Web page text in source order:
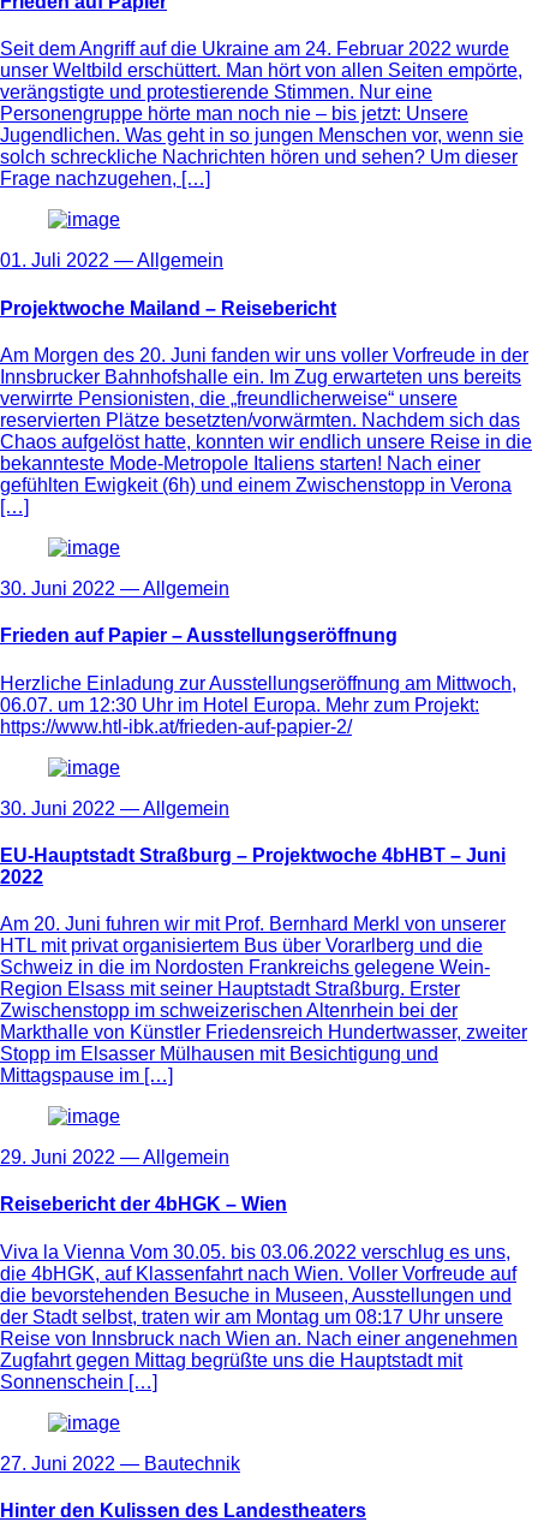
Seit dem Angriff auf die Ukraine am 24. Februar 2022 wurde
unser Weltbild erschüttert. Man hört von allen Seiten empörte,
verängstigte und protestierende Stimmen. Nur eine
Personengruppe hörte man noch nie – bis jetzt: Unsere
Jugendlichen. Was geht in so jungen Menschen vor, wenn sie
solch schreckliche Nachrichten hören und sehen? Um dieser
Frage nachzugehen, […]
01. Juli 2022 —Allgemein
Projektwoche Mailand – Reisebericht
Am Morgen des 20. Juni fanden wir uns voller Vorfreude in der
Innsbrucker Bahnhofshalle ein. Im Zug erwarteten uns bereits
verwirrte Pensionisten, die „freundlicherweise“ unsere
reservierten Plätze besetzten/vorwärmten. Nachdem sich das
Chaos aufgelöst hatte, konnten wir endlich unsere Reise in die
bekannteste Mode-Metropole Italiens starten! Nach einer
gefühlten Ewigkeit (6h) und einem Zwischenstopp in Verona
[…]
30. Juni 2022 —Allgemein
Frieden auf Papier – Ausstellungseröffnung
Herzliche Einladung zur Ausstellungseröffnung am Mittwoch,
06.07. um 12:30 Uhr im Hotel Europa. Mehr zum Projekt:
https://www.htl-ibk.at/frieden-auf-papier-2/
30. Juni 2022 —Allgemein
EU-Hauptstadt Straßburg – Projektwoche 4bHBT – Juni
2022
Am 20. Juni fuhren wir mit Prof. Bernhard Merkl von unserer
HTL mit privat organisiertem Bus über Vorarlberg und die
Schweiz in die im Nordosten Frankreichs gelegene Wein-
Region Elsass mit seiner Hauptstadt Straßburg. Erster
Zwischenstopp im schweizerischen Altenrhein bei der
Markthalle von Künstler Friedensreich Hundertwasser, zweiter
Stopp im Elsasser Mülhausen mit Besichtigung und
Mittagspause im […]
29. Juni 2022 —Allgemein
Reisebericht der 4bHGK – Wien
Viva la Vienna Vom 30.05. bis 03.06.2022 verschlug es uns,
die 4bHGK, auf Klassenfahrt nach Wien. Voller Vorfreude auf
die bevorstehenden Besuche in Museen, Ausstellungen und
der Stadt selbst, traten wir am Montag um 08:17 Uhr unsere
Reise von Innsbruck nach Wien an. Nach einer angenehmen
Zugfahrt gegen Mittag begrüßte uns die Hauptstadt mit
Sonnenschein […]
27. Juni 2022 — Bautechnik
Hinter den Kulissen des Landestheaters